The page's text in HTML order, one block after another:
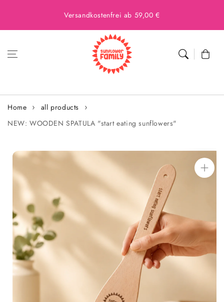
Versandkostenfrei ab 59,00 €
Cart
Home
all products
NEW: WOODEN SPATULA "start eating sunflowers"